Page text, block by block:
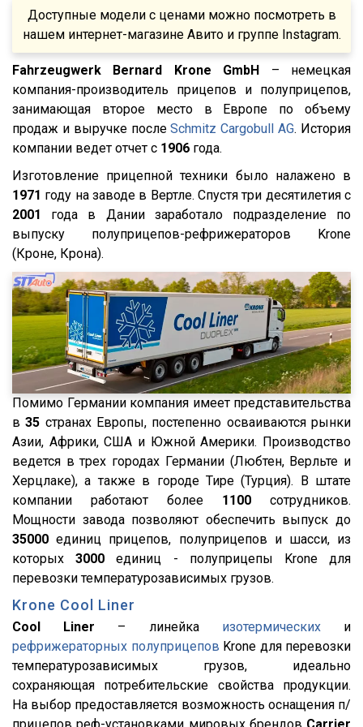
Ali Riza Usta
Штурман Кредо
ХТЗ
Meusburger
Isuzu
Lonking
FH
FH12
FH13
FH440
FMX
FM
TGS
TGX
TGA
XF105
XF106
XG
X3000
X6000
Stralis
Premium
Magnum
Lander
Cargo
HD 500
544018-1320-031
5440А5-370-031
XS International
LVFS3F
CFS
S01
Доступные модели с ценами можно посмотреть в
нашем интернет-магазине Авито и группе Instagram.
Fahrzeugwerk Bernard Krone GmbH
– немецкая
компания-производитель прицепов и полуприцепов,
занимающая второе место в Европе по объему
продаж и выручке послеSchmitz Cargobull AG. История
компании ведет отчет с 1906 года.
Изготовление прицепной техники было налажено в
1971 году на заводе в Вертле. Спустя три десятилетия с
2001
года в Дании заработало подразделение по
выпуску полуприцепов-рефрижераторов Krone
(Кроне, Крона).
Помимо Германии компания имеет представительства
в35 странах Европы, постепенно осваиваются рынки
Азии, Африки, США и Южной Америки. Производство
ведется в трех городах Германии (Любтен, Верльте и
Херцлаке), а также в городе Тире (Турция). В штате
компании работают более 1100 сотрудников.
Мощности завода позволяют обеспечить выпуск до
35000 единиц прицепов, полуприцепов и шасси, из
которых3000 единиц - полуприцепы Krone для
перевозки температурозависимых грузов.
Krone Cool Liner
Cool Liner – линейка изотермическихи
рефрижераторных полуприцепов Krone для перевозки
температурозависимых грузов, идеально
сохраняющая потребительские свойства продукции.
На выбор предоставляется возможность оснащения п/